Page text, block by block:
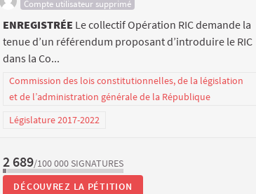
Compte utilisateur supprimé
ENREGISTRÉE Le collectif Opération RIC demande la
tenue d’un référendum proposant d’introduire le RIC
dans la Co...
Commission des lois constitutionnelles, de la législation
et de l’administration générale de la République
Législature 2017-2022
2 689/100 000 SIGNATURES
DÉCOUVREZ LA PÉTITION